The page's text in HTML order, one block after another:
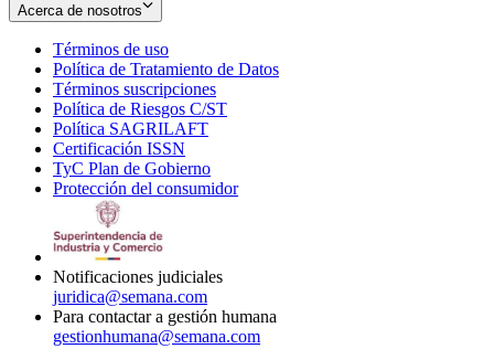
Acerca de nosotros
Términos de uso
in
new
window
Política de Tratamiento de Datos
Términos suscripciones
in
Política de Riesgos C/ST
Política SAGRILAFT
new
window
Certificación ISSN
in
new
TyC Plan de Gobierno
in
Protección del consumidorOpens
Notificaciones judiciales
juridica@semana.com
Para contactar a gestión humana
gestionhumana@semana.com